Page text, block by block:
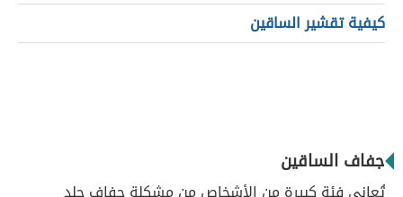
كيفية تقشير الساقين
جفاف الساقين